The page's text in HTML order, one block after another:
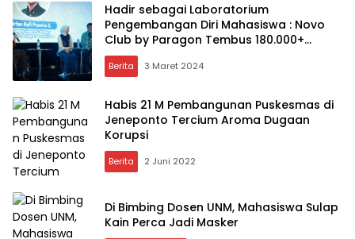
Hadir sebagai Laboratorium
Pengembangan Diri Mahasiswa : Novo
Club by Paragon Tembus 180.000+
Pendaftar
Berita 3 Maret 2024
Habis 21 M Pembangunan Puskesmas di
Jeneponto Tercium Aroma Dugaan
Korupsi
Berita 2 Juni 2022
Di Bimbing Dosen UNM, Mahasiswa Sulap
Kain Perca Jadi Masker